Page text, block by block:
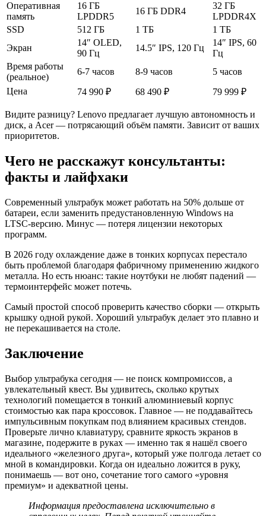
Оперативная
память
16 ГБ
LPDDR5
16 ГБ DDR4
32 ГБ
LPDDR4X
SSD
512 ГБ 1 ТБ
1 ТБ
Экран
14″ OLED,
90 Гц
14.5″ IPS, 120 Гц
14″ IPS, 60
Гц
Время работы
(реальное)
6-7 часов 8-9 часов
5 часов
Цена
74 990 ₽ 68 490 ₽ 79 999 ₽
Видите разницу? Lenovo предлагает лучшую автономность и
диск, а Acer — потрясающий объём памяти. Зависит от ваших
приоритетов.
Чего не расскажут консультанты:
факты и лайфхаки
Современный ультрабук может работать на 50% дольше от
батареи, если заменить предустановленную Windows на
LTSC-версию. Минус — потеря лицензии некоторых
программ.
В 2026 году охлаждение даже в тонких корпусах перестало
быть проблемой благодаря фабричному применению жидкого
металла. Но есть нюанс: такие ноутбуки не любят падений —
термоинтерфейс может потечь.
Самый простой способ проверить качество сборки — открыть
крышку одной рукой. Хороший ультрабук делает это плавно и
не перекашивается на столе.
Заключение
Выбор ультрабука сегодня — не поиск компромиссов, а
увлекательный квест. Вы удивитесь, сколько крутых
технологий помещается в тонкий алюминиевый корпус
стоимостью как пара кроссовок. Главное — не поддавайтесь
импульсивным покупкам под влиянием красивых стендов.
Проверьте лично клавиатуру, сравните яркость экранов в
магазине, подержите в руках — именно так я нашёл своего
идеального «железного друга», который уже полгода летает со
мной в командировки. Когда он идеально ложится в руку,
понимаешь — вот оно, сочетание того самого «уровня
премиум» и адекватной цены.
Информация предоставлена исключительно в